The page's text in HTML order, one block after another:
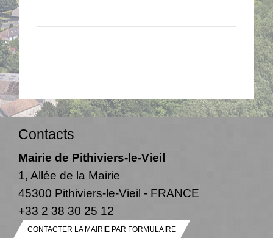
Contacts
Mairie de Pithiviers-le-Vieil
1, Allée de la Mairie
45300 Pithiviers-le-Vieil - FRANCE
+33 2 38 30 25 12
CONTACTER LA MAIRIE PAR FORMULAIRE